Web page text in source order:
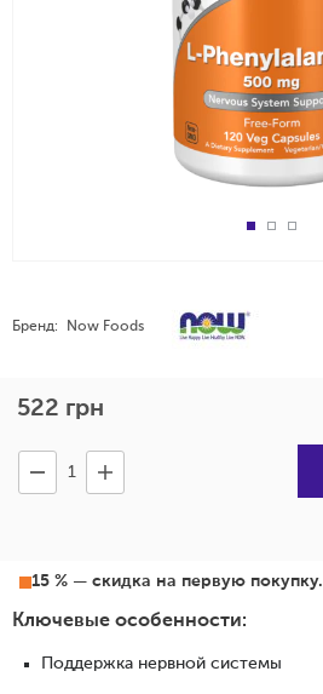
Бренд: Now Foods
522 грн
15 % — скидка на первую покупку.
Ключевые особенности:
Поддержка нервной системы